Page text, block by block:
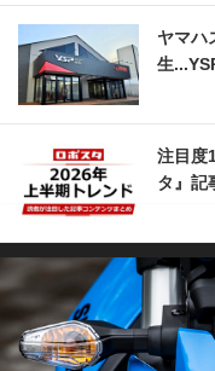
ヤマハ
生
注目度
タ』記